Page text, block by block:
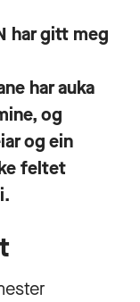
har gitt meg
har auka
og
og ein
feltet